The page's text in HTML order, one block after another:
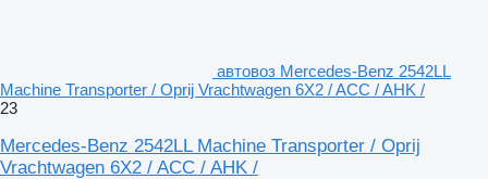
автовоз Mercedes-Benz 2542LL
Machine Transporter / Oprij Vrachtwagen 6X2 / ACC / AHK /
23
Mercedes-Benz 2542LL Machine Transporter / Oprij
Vrachtwagen 6X2 / ACC / AHK /